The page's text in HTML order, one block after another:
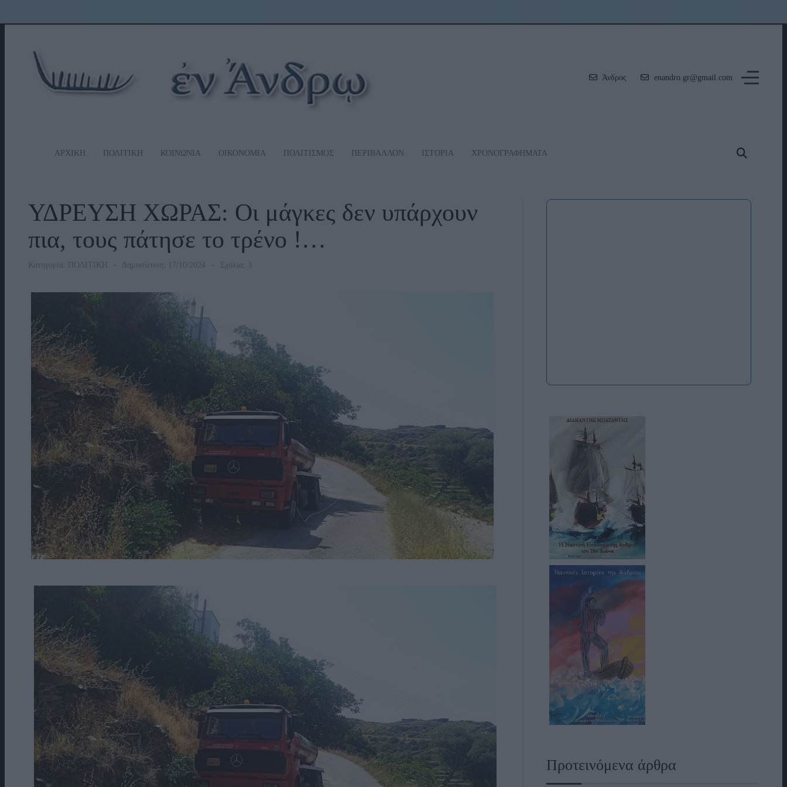
Άνδρος enandro.gr@gmail.com
ΑΡΧΙΚΗ ΠΟΛΙΤΙΚΗ ΚΟΙΝΩΝΙΑ ΟΙΚΟΝΟΜΙΑ ΠΟΛΙΤΙΣΜΟΣ ΠΕΡΙΒΑΛΛΟΝ ΙΣΤΟΡΙΑ ΧΡΟΝΟΓΡΑΦΗΜΑΤΑ
ΥΔΡΕΥΣΗ ΧΩΡΑΣ: Οι μάγκες δεν υπάρχουν
πια, τους πάτησε το τρένο !…
Κατηγορία: ΠΟΛΙΤΙΚΗ Δημοσίευση: 17/10/2024 Σχόλια: 3
Προτεινόμενα άρθρα